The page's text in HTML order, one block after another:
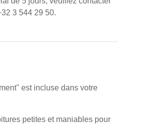
3 544 29 50.
est incluse dans votre
petites et maniables pour